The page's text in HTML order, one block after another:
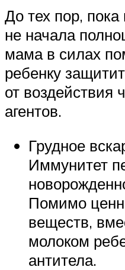
До тех пор,
не начала
мама в силах
ребенку
от воздействия
агентов.
Грудное
Иммунитет
Помимо
веществ,
молоком
антитела.